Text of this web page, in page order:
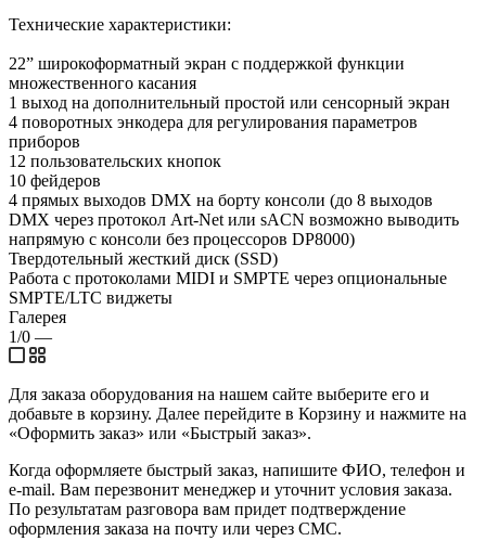
Технические характеристики:
22” широкоформатный экран с поддержкой функции
множественного касания
1 выход на дополнительный простой или сенсорный экран
4 поворотных энкодера для регулирования параметров
приборов
12 пользовательских кнопок
10 фейдеров
4 прямых выходов DMX на борту консоли (до 8 выходов
DMX через протокол Art-Net или sACN возможно выводить
напрямую с консоли без процессоров DP8000)
Твердотельный жесткий диск (SSD)
Работа с протоколами MIDI и SMPTE через опциональные
SMPTE/LTC виджеты
Галерея
1/0 —
Для заказа оборудования на нашем сайте выберите его и
добавьте в корзину. Далее перейдите в Корзину и нажмите на
«Оформить заказ» или «Быстрый заказ».
Когда оформляете быстрый заказ, напишите ФИО, телефон и
e-mail. Вам перезвонит менеджер и уточнит условия заказа.
По результатам разговора вам придет подтверждение
оформления заказа на почту или через СМС.